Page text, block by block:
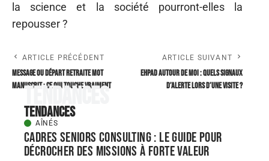
la science et la société pourront-elles la
repousser ?
ARTICLE PRÉCÉDENT
Message ou départ retraite mot
manuscrit : ce qui touche vraiment
ARTICLE SUIVANT
EHPAD autour de moi : quels signaux
d’alerte lors d’une visite ?
Tendances
Tendances
AÎNÉS
Cadres seniors consulting : le guide pour
décrocher des missions à forte valeur